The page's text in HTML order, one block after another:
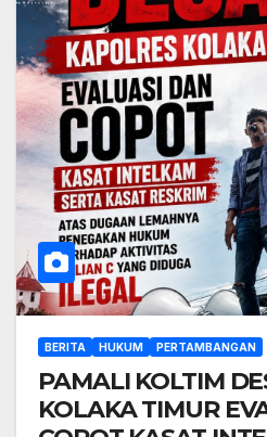
BERITA HUKUM PERTAMBANGAN
PAMALI KOLTIM
KOLAKA TIMUR